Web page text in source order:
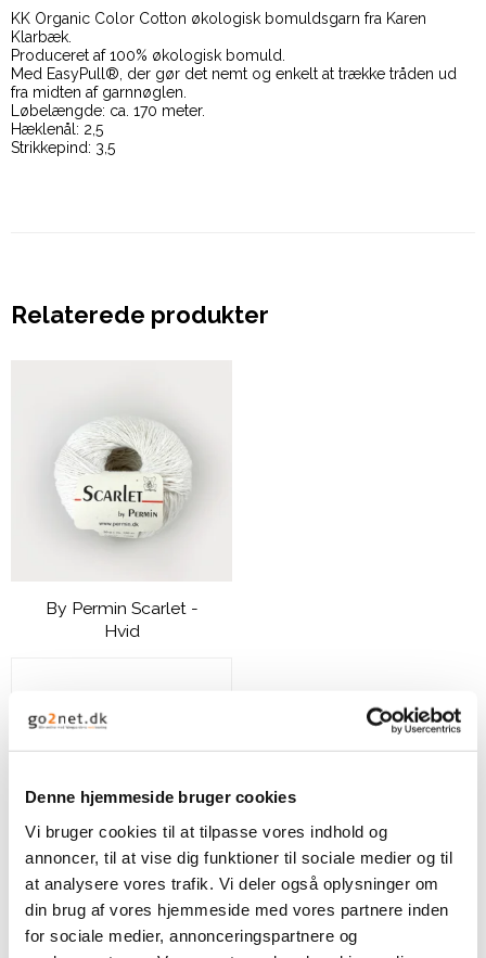
Denne hjemmeside bruger cookies
Vi bruger cookies til at tilpasse vores indhold og
annoncer, til at vise dig funktioner til sociale medier og til
at analysere vores trafik. Vi deler også oplysninger om
din brug af vores hjemmeside med vores partnere inden
for sociale medier, annonceringspartnere og
KK Organic Color Cotton økologisk bomuldsgarn fra Karen
Klarbæk.
Produceret af 100% økologisk bomuld.
Med EasyPull®, der gør det nemt og enkelt at trække tråden ud
fra midten af garnnøglen.
Løbelængde: ca. 170 meter.
Hæklenål: 2,5
Strikkepind: 3,5
Relaterede produkter
By Permin Scarlet -
Hvid